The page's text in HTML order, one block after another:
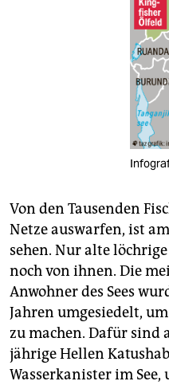
Von den Tausenden
Netze auswarfen, ist
sehen. Nur alte
noch von ihnen. Die
Anwohner des Sees
Jahren umgesiedelt,
zu machen. Dafür sind
jährige Hellen
Wasserkanister im See,